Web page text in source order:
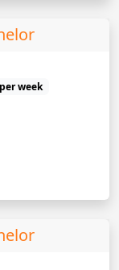
week